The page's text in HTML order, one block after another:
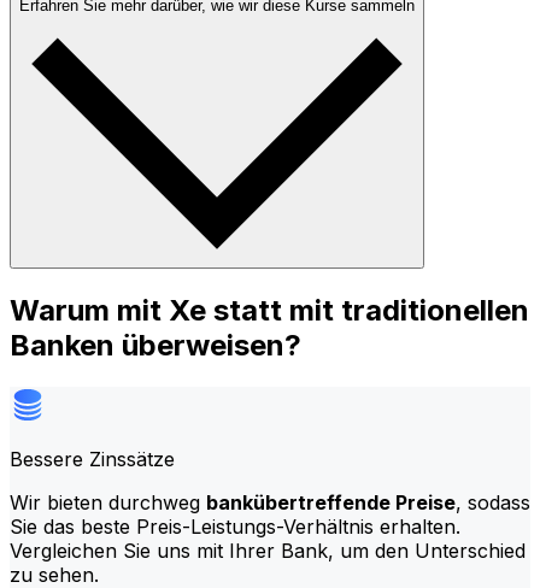
Erfahren Sie mehr darüber, wie wir diese Kurse sammeln
Warum mit Xe statt mit traditionellen
Banken überweisen?
Bessere Zinssätze
Wir bieten durchweg bankübertreffende Preise, sodass
Sie das beste Preis-Leistungs-Verhältnis erhalten.
Vergleichen Sie uns mit Ihrer Bank, um den Unterschied
zu sehen.